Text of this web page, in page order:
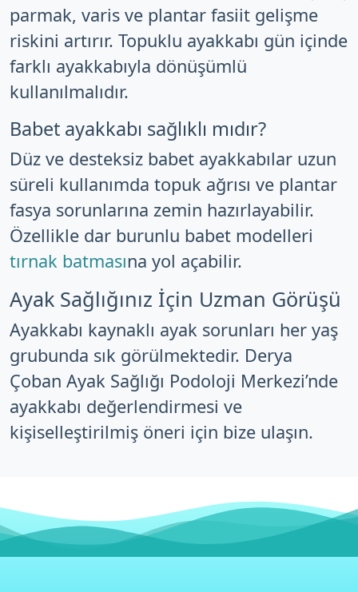
parmak, varis ve plantar fasiit gelişme
riskini artırır. Topuklu ayakkabı gün içinde
farklı ayakkabıyla dönüşümlü
kullanılmalıdır.
Babet ayakkabı sağlıklı mıdır?
Düz ve desteksiz babet ayakkabılar uzun
süreli kullanımda topuk ağrısı ve plantar
fasya sorunlarına zemin hazırlayabilir.
Özellikle dar burunlu babet modelleri
tırnak batmasına yol açabilir.
Ayak Sağlığınız İçin Uzman Görüşü
Ayakkabı kaynaklı ayak sorunları her yaş
grubunda sık görülmektedir. Derya
Çoban Ayak Sağlığı Podoloji Merkezi’nde
ayakkabı değerlendirmesi ve
kişiselleştirilmiş öneri için bize ulaşın.